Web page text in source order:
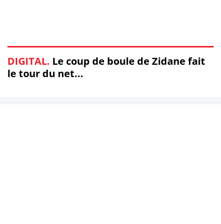
DIGITAL. Le coup de boule de Zidane fait
le tour du net...